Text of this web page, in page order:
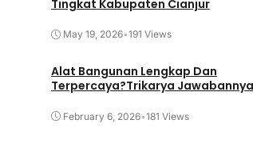
Tingkat Kabupaten Cianjur
May 19, 2026•191 Views
Alat Bangunan Lengkap Dan
Terpercaya?Trikarya Jawabannya
February 6, 2026•181 Views